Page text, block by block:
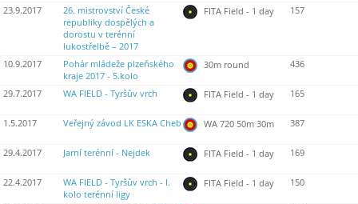
23.9.2017
26. mistrovství České
republiky dospělých a
dorostu v terénní
lukostřelbě – 2017
FITA Field - 1 day 157
10.9.2017
Pohár mládeže plzeňského
kraje 2017 - 5.kolo
30m round 436
29.7.2017 WA FIELD - Tyršův vrch FITA Field - 1 day 165
1.5.2017 Veřejný závod LK ESKA Cheb WA 720 50m 30m 387
29.4.2017 Jarní terénní - Nejdek FITA Field - 1 day 169
22.4.2017
WA FIELD - Tyršův vrch - I.
kolo terénní ligy
FITA Field - 1 day 150